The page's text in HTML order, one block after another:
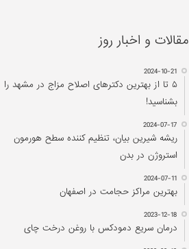
مقالات و اخبار روز
2024-10-21
۵ تا از بهترین دکتر‌های اصلاح مزاج در مشهد را
بشناسید!
2024-07-17
ریشه شیرین بیان، تنظیم کننده سطح هورمون
استروژن در بدن
2024-07-11
بهترین مراکز حجامت در اصفهان
2023-12-18
درمان سریع دمودکس با روغن درخت چای